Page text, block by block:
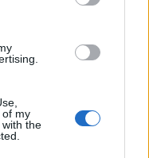
of my
the
άνοδος
του έτους